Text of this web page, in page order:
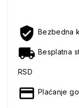
Bezbedna
Besplatna
RSD
Plaćanje